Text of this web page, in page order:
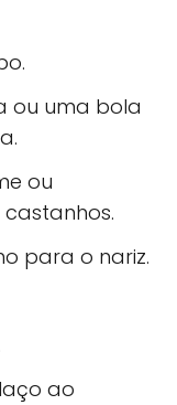
ou uma bola
ou
para o nariz.
ao